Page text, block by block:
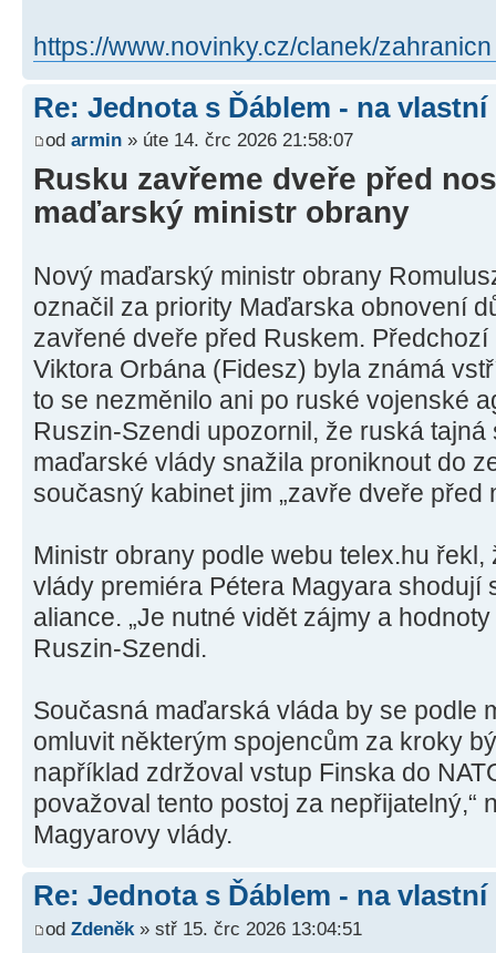
https://www.novinky.cz/clanek/
Re: Jednota s Ďáblem - na
od armin » úte 14. črc 2026 21:58:07
Rusku zavřeme dveře před
maďarský ministr obrany
Nový maďarský ministr obrany
označil za priority Maďarska obnovení
zavřené dveře před Ruskem.
Viktora Orbána (Fidesz) byla známá
to se nezměnilo ani po ruské vojenské
Ruszin-Szendi upozornil, že ruská
maďarské vlády snažila proniknout do
současný kabinet jim „zavře dveře před
Ministr obrany podle webu telex.hu
vlády premiéra Pétera Magyara shodují
aliance. „Je nutné vidět zájmy a
Ruszin-Szendi.
Současná maďarská vláda by se podle
omluvit některým spojencům za kroky
například zdržoval vstup Finska do
považoval tento postoj za nepřijatelný,“
Magyarovy vlády.
Re: Jednota s Ďáblem - na
od Zdeněk » stř 15. črc 2026 13:04:51